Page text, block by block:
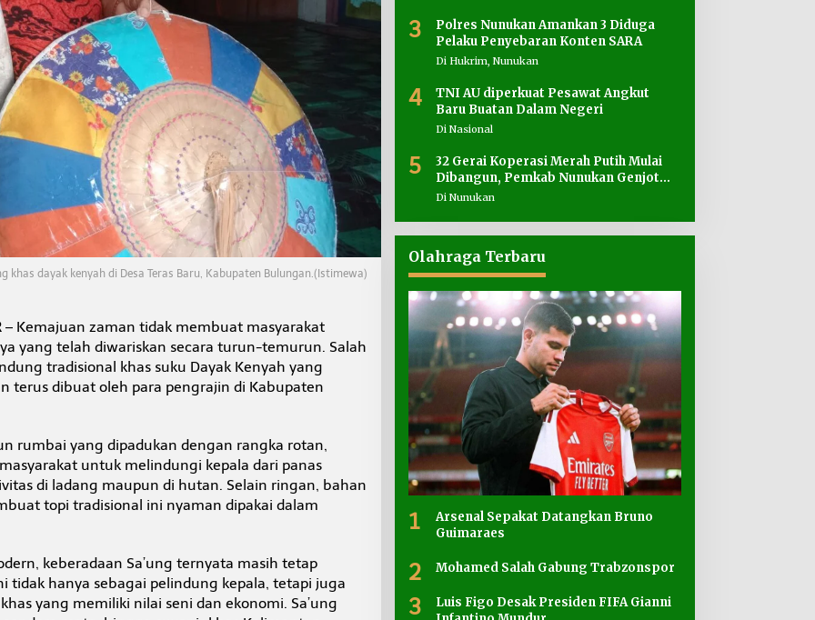
khas dayak kenyah di Desa Teras Baru, Kabupaten Bulungan.(Istimewa)
– Kemajuan zaman tidak membuat masyarakat
yang telah diwariskan secara turun-temurun. Salah
tradisional khas suku Dayak Kenyah yang
terus dibuat oleh para pengrajin di Kabupaten
rumbai yang dipadukan dengan rangka rotan,
untuk melindungi kepala dari panas
di ladang maupun di hutan. Selain ringan, bahan
topi tradisional ini nyaman dipakai dalam
keberadaan Sa’ung ternyata masih tetap
tidak hanya sebagai pelindung kepala, tetapi juga
yang memiliki nilai seni dan ekonomi. Sa’ung
3
Polres Nunukan Amankan 3 Diduga
Pelaku Penyebaran Konten SARA
Di Hukrim, Nunukan
4
TNI AU diperkuat Pesawat Angkut
Baru Buatan Dalam Negeri
Di Nasional
5
32 Gerai Koperasi Merah Putih Mulai
Dibangun, Pemkab Nunukan Genjot
Penyediaan Lahan
Di Nunukan
Olahraga Terbaru
1
Arsenal Sepakat Datangkan Bruno
Guimaraes
2 Mohamed Salah Gabung Trabzonspor
3
Luis Figo Desak Presiden FIFA Gianni